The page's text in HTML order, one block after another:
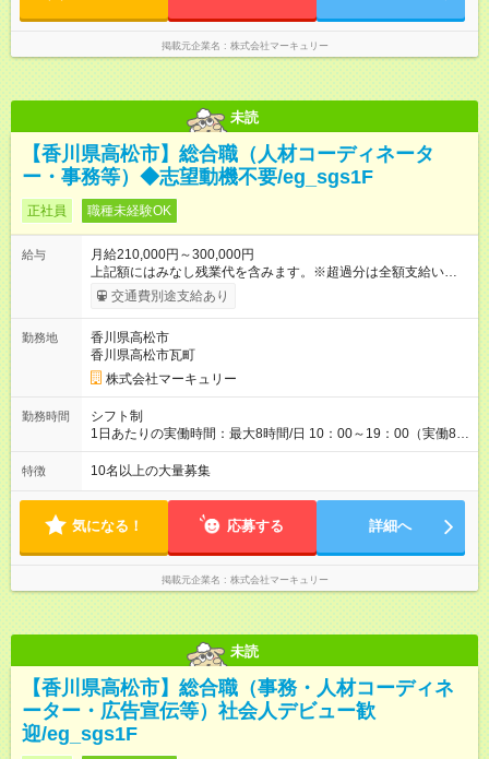
掲載元企業名 株式会社マーキュリー
未読
【香川県高松市】総合職（人材コーディネータ
ー・事務等）◆志望動機不要/eg_sgs1F
正社員 職種未経験OK
給与
月給210,000円～300,000円
上記額にはみなし残業代を含みます。※超過分は全額支給いたし
ます。 みなし残業代 14,616円／月 みなし残業時間 10時間／月
※能力やスキルを考慮の上、当社規程により決定します。 ーー
に1回の「年次昇給」があり、仕事での成果にあわせて昇給しま
す。特に頑張っている人は、上長の裁量でさらにプラスの昇給
となることも。努力や成長が収入につながる環境です。 【試用
期間】試用期間あり 試用期間の長さ：3ヶ月 雇用形態、給与は
本採用時と同じです。
交通費別途支給あり
勤務地
香川県高松市
香川県高松市瓦町
株式会社マーキュリー
勤務時間
シフト制
1日あたりの実働時間：最大8時間/日 10：00～19：00（実働8時
間） ※勤務地により異なります。
特徴 10名以上の大量募集
気になる！ 応募する 詳細へ
掲載元企業名 株式会社マーキュリー
未読
【香川県高松市】総合職（事務・人材コーディネ
ーター・広告宣伝等）社会人デビュー歓
迎/eg_sgs1F